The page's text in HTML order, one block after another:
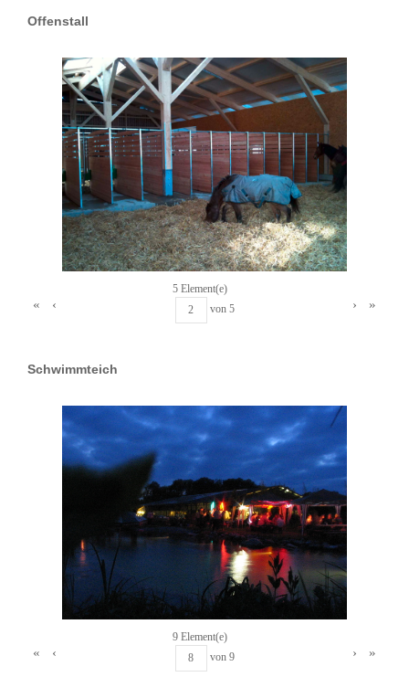
Offenstall
5 Element(e)
« ‹ von 5 › »
Schwimmteich
9 Element(e)
« ‹ von 9 › »